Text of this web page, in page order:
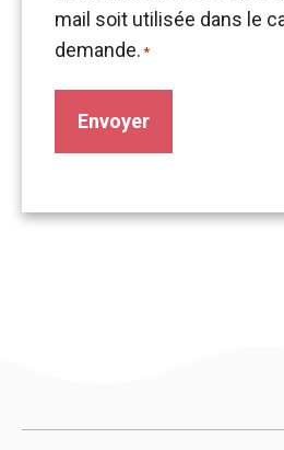
mail soit utilisée dans le
demande. *